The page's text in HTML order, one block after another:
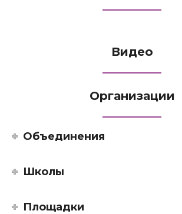
Видео
Организации
Объединения
Школы
Площадки